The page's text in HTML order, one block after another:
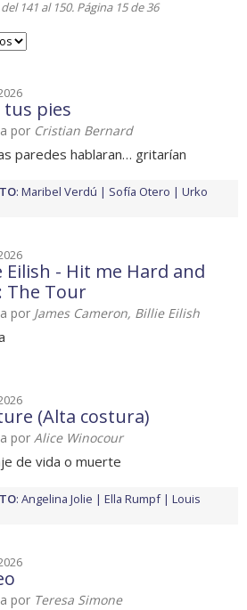
141 al 150. Página 15 de 36
tus pies
por Cristian Bernard
paredes hablaran… gritarían
: Maribel Verdú Sofía Otero
Urko
Eilish - Hit me Hard and
The Tour
por James Cameron, Billie Eilish
(Alta costura)
por Alice Winocour
de vida o muerte
: Angelina Jolie Ella Rumpf
Louis
por Teresa Simone